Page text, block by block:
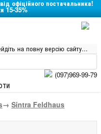
офіційного постачальника!
15-35%
на повну версію сайту...
(097)969-99-79
→ Sintra Feldhaus